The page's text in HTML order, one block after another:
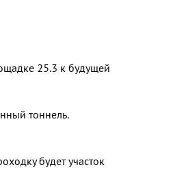
25.3 к будущей
тоннель.
будет участок